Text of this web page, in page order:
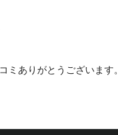
ミありがとうございます。